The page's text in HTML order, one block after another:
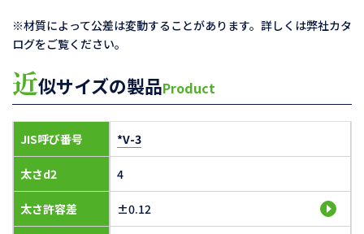
※材質によって公差は変動することがあります。詳しくは弊社カタ
ログをご覧ください。
近似サイズの製品Product
JIS呼び番号
太さd2
太さ許容差
*V-3
4
±0.12